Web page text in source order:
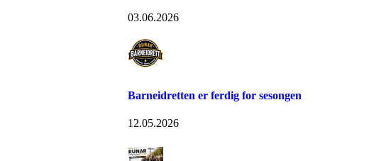
03.06.2026
Barneidretten er ferdig for sesongen
12.05.2026